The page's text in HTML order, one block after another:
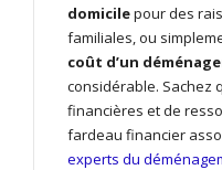
domicilepour des
familiales, ou
coût d’un
considérable. Sachez
financières et de
fardeau financier
experts du